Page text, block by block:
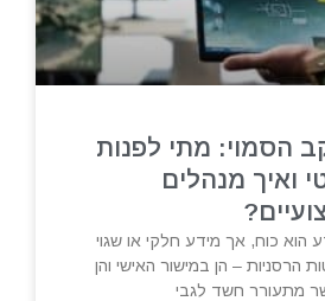
הסמוי: מתי לפנות
ואיך מנהלים
הוא כוח, אך מידע חלקי או שגוי
הרסניות – הן במישור האישי והן
מתעורר חשד לגבי